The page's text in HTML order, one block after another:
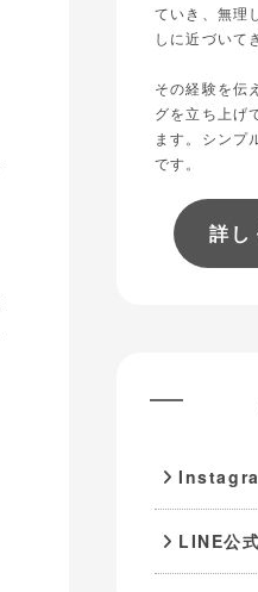
ていき、無理
しに近づいて
その経験を伝
グを立ち上げ
ます。シンプ
です。
詳し
LINE公